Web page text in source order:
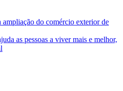
ampliação do comércio exterior de
as pessoas a viver mais e melhor,